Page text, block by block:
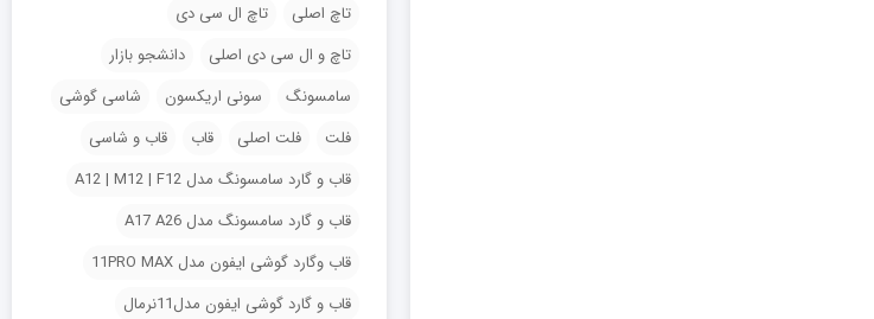
تاچ اصلی
تاچ ال سی دی
تاچ و ال سی دی اصلی
دانشجو بازار
سامسونگ
سونی اریکسون
شاسی گوشی
فلت
فلت اصلی قاب
قاب و شاسی
قاب و گارد سامسونگ مدل A12 | M12 | F12
قاب و گارد سامسونگ مدل A17 A26
قاب وگارد گوشی ایفون مدل 11PRO MAX
قاب و گارد گوشی ایفون مدل11نرمال